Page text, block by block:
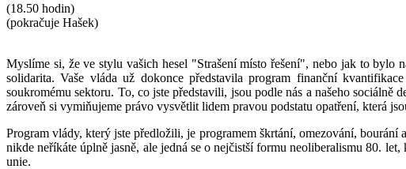
(18.50 hodin)
(pokračuje Hašek)
Myslíme si, že ve stylu vašich hesel "Strašení místo řešení", nebo jak to
solidarita. Vaše vláda už dokonce představila program finanční
soukromému sektoru. To, co jste představili, jsou podle nás a našeho
zároveň si vymiňujeme právo vysvětlit lidem pravou podstatu opatření, která
Program vlády, který jste předložili, je programem škrtání, omezování,
nikde neříkáte úplně jasně, ale jedná se o nejčistší formu neoliberalismu 80.
unie.